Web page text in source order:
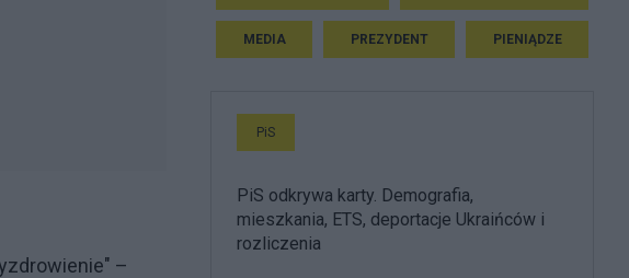
–
MEDIA PREZYDENT PIENIĄDZE
PiS
PiS odkrywa karty. Demografia,
mieszkania, ETS, deportacje Ukraińców i
rozliczenia